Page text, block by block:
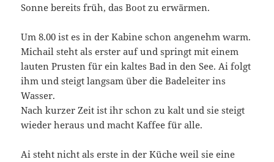
Sonne bereits früh, das Boot zu erwärmen.
Um 8.00 ist es in der Kabine schon angenehm warm.
Michail steht als erster auf und springt mit einem
lauten Prusten für ein kaltes Bad in den See. Ai folgt
ihm und steigt langsam über die Badeleiter ins
Wasser.
Nach kurzer Zeit ist ihr schon zu kalt und sie steigt
wieder heraus und macht Kaffee für alle.
Ai steht nicht als erste in der Küche weil sie eine